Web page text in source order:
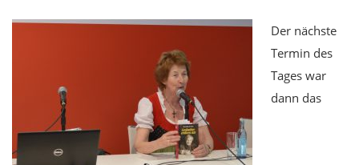
Der nächste
Termin des
Tages war
dann das